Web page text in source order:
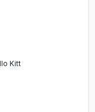
Kitt